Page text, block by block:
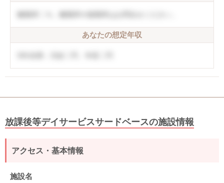
あなたの想定年収
放課後等デイサービスサードベースの施設情報
アクセス・基本情報
施設名